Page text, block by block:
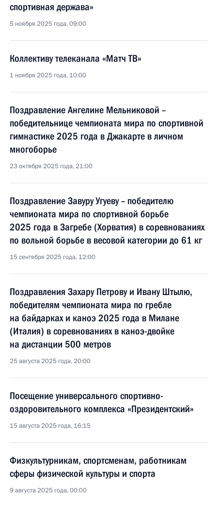
спортивная держава»
5 ноября 2025 года, 09:00
Коллективу телеканала «Матч ТВ»
1 ноября 2025 года, 10:00
Поздравление Ангелине Мельниковой –
победительнице чемпионата мира по спортивной
гимнастике 2025 года в Джакарте в личном
многоборье
23 октября 2025 года, 21:00
Поздравление Завуру Угуеву – победителю
чемпионата мира по спортивной борьбе
2025 года в Загребе (Хорватия) в соревнованиях
по вольной борьбе в весовой категории до 61 кг
15 сентября 2025 года, 12:00
Поздравления Захару Петрову и Ивану Штылю,
победителям чемпионата мира по гребле
на байдарках и каноэ 2025 года в Милане
(Италия) в соревнованиях в каноэ-двойке
на дистанции 500 метров
25 августа 2025 года, 20:00
Посещение универсального спортивно-
оздоровительного комплекса «Президентский»
15 августа 2025 года, 16:15
Физкультурникам, спортсменам, работникам
сферы физической культуры и спорта
9 августа 2025 года, 00:00